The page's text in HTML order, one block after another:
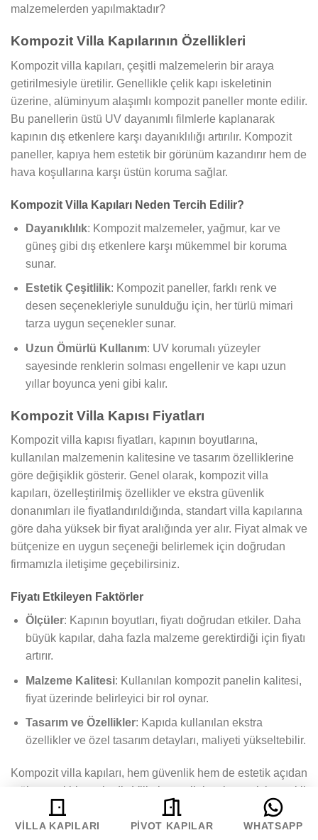
malzemelerden yapılmaktadır?
Kompozit Villa Kapılarının Özellikleri
Kompozit villa kapıları, çeşitli malzemelerin bir araya
getirilmesiyle üretilir. Genellikle çelik kapı iskeletinin
üzerine, alüminyum alaşımlı kompozit paneller monte edilir.
Bu panellerin üstü UV dayanımlı filmlerle kaplanarak
kapının dış etkenlere karşı dayanıklılığı artırılır. Kompozit
paneller, kapıya hem estetik bir görünüm kazandırır hem de
hava koşullarına karşı üstün koruma sağlar.
Kompozit Villa Kapıları Neden Tercih Edilir?
Dayanıklılık: Kompozit malzemeler, yağmur, kar ve
güneş gibi dış etkenlere karşı mükemmel bir koruma
sunar.
Estetik Çeşitlilik: Kompozit paneller, farklı renk ve
desen seçenekleriyle sunulduğu için, her türlü mimari
tarza uygun seçenekler sunar.
Uzun Ömürlü Kullanım: UV korumalı yüzeyler
sayesinde renklerin solması engellenir ve kapı uzun
yıllar boyunca yeni gibi kalır.
Kompozit Villa Kapısı Fiyatları
Kompozit villa kapısı fiyatları, kapının boyutlarına,
kullanılan malzemenin kalitesine ve tasarım özelliklerine
göre değişiklik gösterir. Genel olarak, kompozit villa
kapıları, özelleştirilmiş özellikler ve ekstra güvenlik
donanımları ile fiyatlandırıldığında, standart villa kapılarına
göre daha yüksek bir fiyat aralığında yer alır. Fiyat almak ve
bütçenize en uygun seçeneği belirlemek için doğrudan
firmamızla iletişime geçebilirsiniz.
Fiyatı Etkileyen Faktörler
Ölçüler: Kapının boyutları, fiyatı doğrudan etkiler. Daha
büyük kapılar, daha fazla malzeme gerektirdiği için fiyatı
artırır.
Malzeme Kalitesi: Kullanılan kompozit panelin kalitesi,
fiyat üzerinde belirleyici bir rol oynar.
Tasarım ve Özellikler: Kapıda kullanılan ekstra
özellikler ve özel tasarım detayları, maliyeti yükseltebilir.
Kompozit villa kapıları, hem güvenlik hem de estetik açıdan
mükemmel bir seçimdir. Villa kapısı ihtiyaçlarınız için çeşitli
model ve özelliklerdeki kompozit kapılarımızı incelemek ve
size özel fiyat teklifi almak için bizimle iletişime geçin.
VILLA KAPILARI PIVOT KAPILAR WHATSAPP